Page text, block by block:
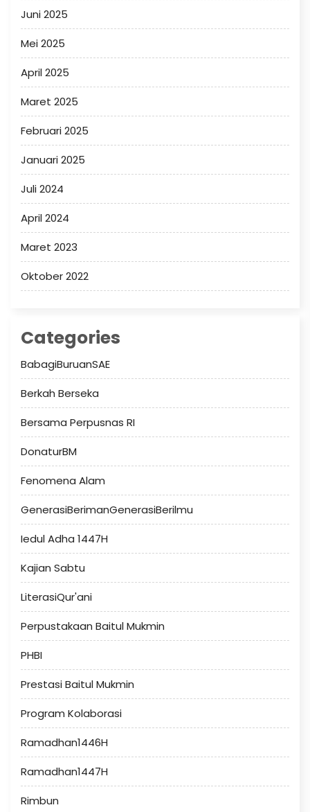
Juni 2025
Mei 2025
April 2025
Maret 2025
Februari 2025
Januari 2025
Juli 2024
April 2024
Maret 2023
Oktober 2022
Categories
BabagiBuruanSAE
Berkah Berseka
Bersama Perpusnas RI
DonaturBM
Fenomena Alam
GenerasiBerimanGenerasiBerilmu
Iedul Adha 1447H
Kajian Sabtu
LiterasiQur'ani
Perpustakaan Baitul Mukmin
PHBI
Prestasi Baitul Mukmin
Program Kolaborasi
Ramadhan1446H
Ramadhan1447H
Rimbun